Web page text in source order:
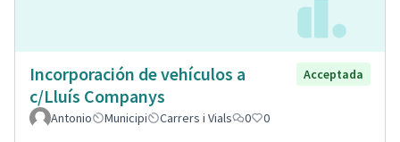
Incorporación de vehículos a
c/Lluís Companys
Acceptada
Antonio Municipi Carrers i Vials 0 0